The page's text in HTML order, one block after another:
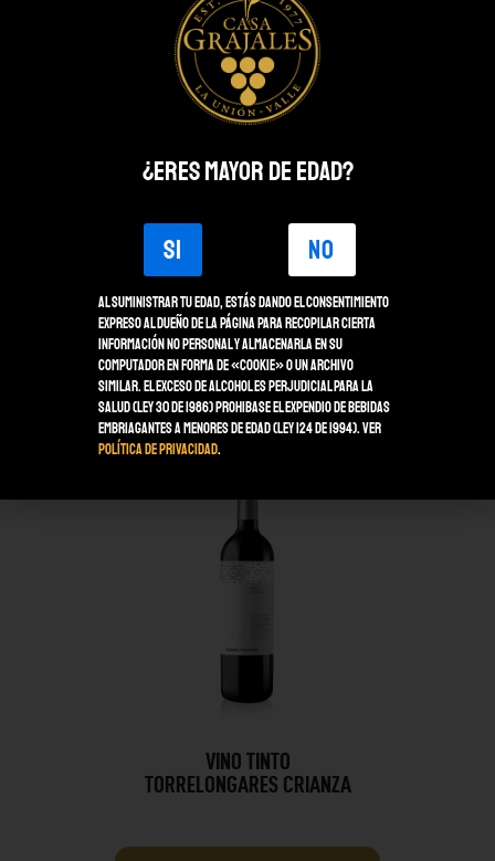
VINO TINTO SOTTANO
MALBEC RESERVA
COMPRAR
VINO TINTO
TORRELONGARES CRIANZA
¿ERES MAYOR DE EDAD?
SI NO
Al suministrar tu edad, estás dando el consentimiento
expreso al dueño de la página para recopilar cierta
información no personal y almacenarla en su
computador en forma de «Cookie» o un archivo
similar. El Exceso de alcohol es perjudicial para la
salud (Ley 30 de 1986) Prohibase el expendio de bebidas
embriagantes a menores de edad (Ley 124 de 1994). Ver
Política de Privacidad.